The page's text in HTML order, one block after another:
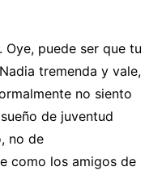
Oye, puede ser que tu
tremenda y vale,
no siento
de juventud
no de
como los amigos de